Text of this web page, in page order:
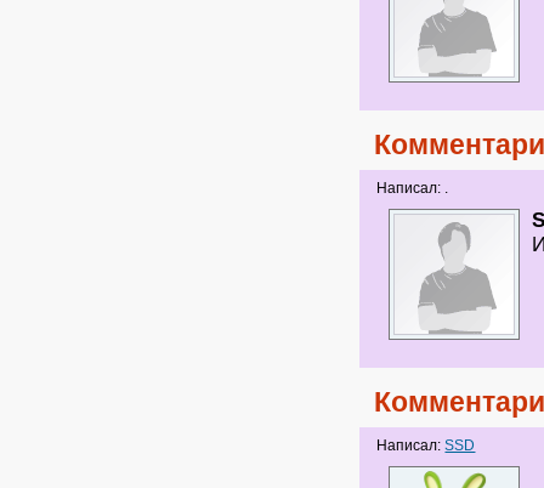
Написал: .
Написал:SSD